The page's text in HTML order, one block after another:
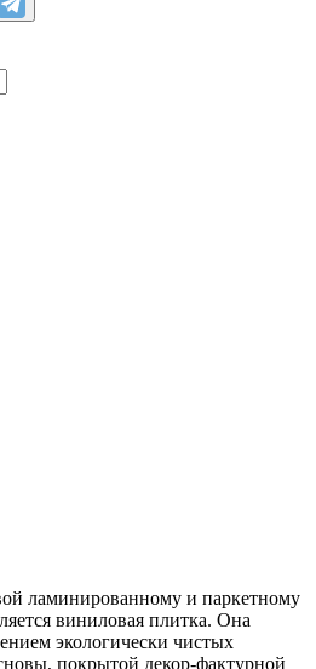
ламинированному и паркетному
виниловая плитка. Она
экологически чистых
покрытой декор-фактурной